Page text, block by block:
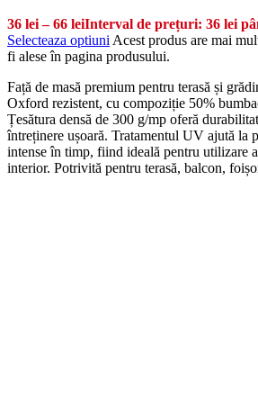
36 lei – 66 leiInterval de prețuri: 36 lei
Selecteaza optiuni Acest produs are mai
fi alese în pagina produsului.
Față de masă premium pentru terasă și
Oxford rezistent, cu compoziție 50%
Țesătura densă de 300 g/mp oferă
întreținere ușoară. Tratamentul UV ajută la
intense în timp, fiind ideală pentru utilizare
interior. Potrivită pentru terasă, balcon,